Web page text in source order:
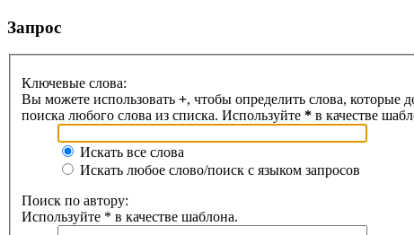
Запрос
Ключевые слова:
Вы можете использовать +, чтобы определить слова, которые
поиска любого слова из списка. Используйте * в качестве
Искать все слова
Искать любое слово/поиск с языком запросов
Поиск по автору:
Используйте * в качестве шаблона.